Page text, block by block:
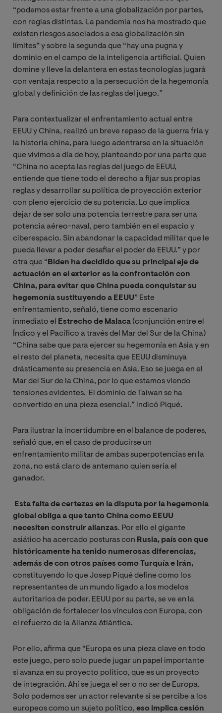
“podemos estar frente a una globalización por partes,
con reglas distintas. La pandemia nos ha mostrado que
existen riesgos asociados a esa globalización sin
límites” y sobre la segunda que “hay una pugna y
dominio en el campo de la inteligencia artificial. Quien
domine y lleve la delantera en estas tecnologías jugará
con ventaja respecto a la persecución de la hegemonía
global y definición de las reglas del juego.”
Para contextualizar el enfrentamiento actual entre
EEUU y China, realizó un breve repaso de la guerra fría y
la historia china, para luego adentrarse en la situación
que vivimos a día de hoy, planteando por una parte que
“China no acepta las reglas del juego de EEUU,
entiende que tiene todo el derecho a fijar sus propias
reglas y desarrollar su política de proyección exterior
con pleno ejercicio de su potencia. Lo que implica
dejar de ser solo una potencia terrestre para ser una
potencia aéreo-naval, pero también en el espacio y
ciberespacio. Sin abandonar la capacidad militar que le
pueda llevar a poder desafiar el poder de EEUU.” y por
otra que “ Biden ha decidido que su principal eje de
actuación en el exterior es la confrontación con
China, para evitar que China pueda conquistar su
hegemonía sustituyendo a EEUU” Este
enfrentamiento, señaló, tiene como escenario
inmediato el
Estrecho de Malaca (conjunción entre el
Índico y el Pacífico a través del Mar del Sur de la China)
“China sabe que para ejercer su hegemonía en Asia y en
el resto del planeta, necesita que EEUU disminuya
drásticamente su presencia en Asia. Eso se juega en el
Mar del Sur de la China, por lo que estamos viendo
tensiones evidentes. El dominio de Taiwan se ha
convertido en una pieza esencial.” indicó Piqué.
Para ilustrar la incertidumbre en el balance de poderes,
señaló que, en el caso de producirse un
enfrentamiento militar de ambas superpotencias en la
zona, no está claro de antemano quien sería el
ganador.
Esta falta de certezas en la disputa por la hegemonía
global obliga a que tanto China como EEUU
necesiten construir alianzas. Por ello el gigante
asiático ha acercado posturas con Rusia, país con que
históricamente ha tenido numerosas diferencias,
además de con otros países como Turquía e Irán,
constituyendo lo que Josep Piqué define como los
representantes de un mundo ligado a los modelos
autoritarios de poder. EEUU por su parte, se ve en la
obligación de fortalecer los vínculos con Europa, con
el refuerzo de la Alianza Atlántica.
Por ello, afirma que “Europa es una pieza clave en todo
este juego, pero solo puede jugar un papel importante
si avanza en su proyecto político, que es un proyecto
de integración. Ahí se juega el ser o no ser de Europa.
Solo podemos ser un actor relevante si se percibe a los
europeos como un sujeto político, eso implica cesión